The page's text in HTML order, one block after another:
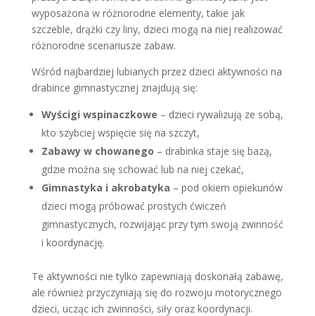
wyposażona w różnorodne elementy, takie jak
szczeble, drążki czy liny, dzieci mogą na niej realizować
różnorodne scenariusze zabaw.
Wśród najbardziej lubianych przez dzieci aktywności na
drabince gimnastycznej znajdują się:
Wyścigi wspinaczkowe – dzieci rywalizują ze sobą,
kto szybciej wspięcie się na szczyt,
Zabawy w chowanego – drabinka staje się bazą,
gdzie można się schować lub na niej czekać,
Gimnastyka i akrobatyka – pod okiem opiekunów
dzieci mogą próbować prostych ćwiczeń
gimnastycznych, rozwijając przy tym swoją zwinność
i koordynację.
Te aktywności nie tylko zapewniają doskonałą zabawę,
ale również przyczyniają się do rozwoju motorycznego
dzieci, ucząc ich zwinności, siły oraz koordynacji.